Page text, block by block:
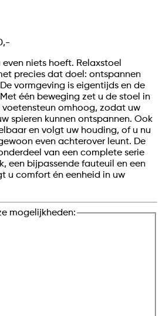
even niets hoeft. Relaxstoel
precies dat doel: ontspannen
vormgeving is eigentijds en de
één beweging zet u de stoel in
omhoog, zodat uw
spieren kunnen ontspannen. Ook
en volgt uw houding, of u nu
even achterover leunt. De
van een complete serie
een bijpassende fauteuil en een
u comfort én eenheid in uw
mogelijkheden: